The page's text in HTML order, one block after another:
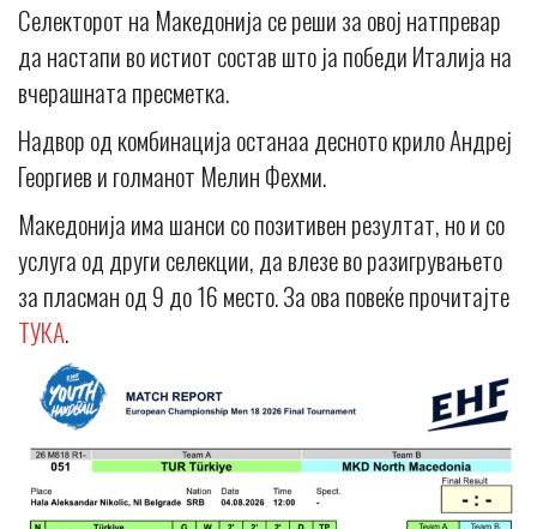
Селекторот на Македонија се реши за овој натпревар
да настапи во истиот состав што ја победи Италија на
вчерашната пресметка.
Надвор од комбинација останаа десното крило Андреј
Георгиев и голманот Мелин Фехми.
Македонија има шанси со позитивен резултат, но и со
услуга од други селекции, да влезе во разигрувањето
за пласман од 9 до 16 место. За ова повеќе прочитајте
ТУКА.